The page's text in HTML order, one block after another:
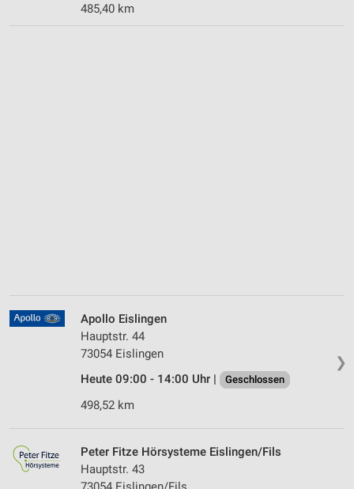
485,40 km
❯
Apollo Eislingen
Hauptstr. 44
73054 Eislingen
Heute 09:00 - 14:00 Uhr |
Geschlossen
498,52 km
Peter Fitze Hörsysteme Eislingen/Fils
Hauptstr. 43